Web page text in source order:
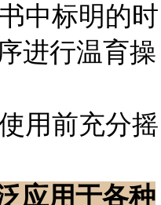
中标明的时
进行温育操
用前充分摇
应用于各种